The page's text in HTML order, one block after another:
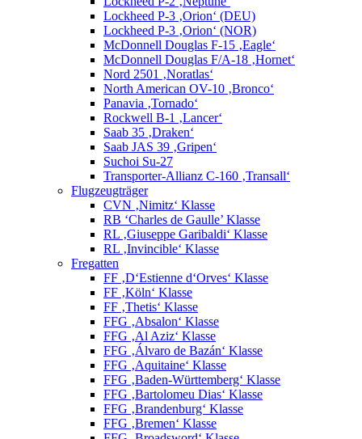
Lockheed P-3 ‚Orion‘ (DEU)
Lockheed P-3 ‚Orion‘ (NOR)
McDonnell Douglas F-15 ‚Eagle‘
McDonnell Douglas F/A-18 ‚Hornet‘
Nord 2501 ‚Noratlas‘
North American OV-10 ‚Bronco‘
Panavia ‚Tornado‘
Rockwell B-1 ‚Lancer‘
Saab 35 ‚Draken‘
Saab JAS 39 ‚Gripen‘
Suchoi Su-27
Transporter-Allianz C-160 ‚Transall‘
Flugzeugträger
CVN ‚Nimitz‘ Klasse
RB ‘Charles de Gaulle’ Klasse
RL ‚Giuseppe Garibaldi‘ Klasse
RL ‚Invincible‘ Klasse
Fregatten
FF ‚D‘Estienne d‘Orves‘ Klasse
FF ‚Köln‘ Klasse
FF ‚Thetis‘ Klasse
FFG ‚Absalon‘ Klasse
FFG ‚Al Aziz‘ Klasse
FFG ‚Álvaro de Bazán‘ Klasse
FFG ‚Aquitaine‘ Klasse
FFG ‚Baden-Württemberg‘ Klasse
FFG ‚Bartolomeu Dias‘ Klasse
FFG ‚Brandenburg‘ Klasse
FFG ‚Bremen‘ Klasse